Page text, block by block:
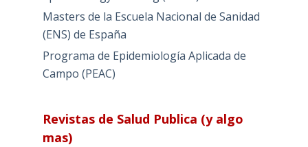
Masters de la Escuela Nacional de Sanidad
(ENS) de España
Programa de Epidemiología Aplicada de
Campo (PEAC)
Revistas de Salud Publica (y algo
mas)